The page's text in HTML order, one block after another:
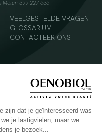
Melun 399 227 636
VEELGESTELDE VRAGEN
GLOSSARIUM
CONTACTEER ONS
Aanbevolen dagelijkse dosis niet
het bereik van kinderen houden.